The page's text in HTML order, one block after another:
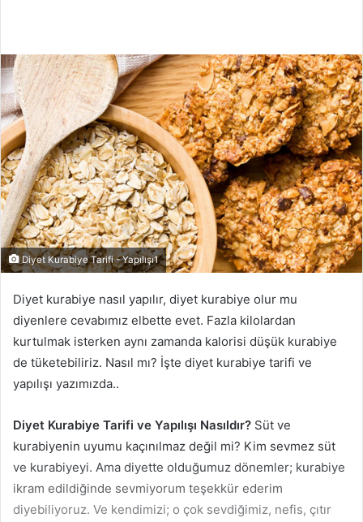
Diyet Kurabiye Tarifi - Yapılışı1
Diyet kurabiye nasıl yapılır, diyet kurabiye olur mu
diyenlere cevabımız elbette evet. Fazla kilolardan
kurtulmak isterken aynı zamanda kalorisi düşük kurabiye
de tüketebiliriz. Nasıl mı? İşte diyet kurabiye tarifi ve
yapılışı yazımızda..
Diyet Kurabiye Tarifi ve Yapılışı Nasıldır? Süt ve
kurabiyenin uyumu kaçınılmaz değil mi? Kim sevmez süt
ve kurabiyeyi. Ama diyette olduğumuz dönemler; kurabiye
ikram edildiğinde sevmiyorum teşekkür ederim
diyebiliyoruz. Ve kendimizi; o çok sevdiğimiz, nefis, çıtır